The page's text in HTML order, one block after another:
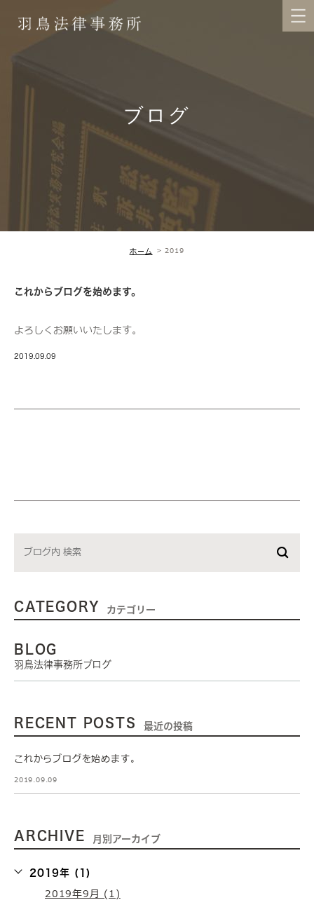
ブログ
ホーム 2019
これからブログを始めます。
よろしくお願いいたします。
2019.09.09
CATEGORY カテゴリー
BLOG
羽鳥法律事務所ブログ
RECENT POSTS 最近の投稿
これからブログを始めます。
2019.09.09
ARCHIVE 月別アーカイブ
2019年 (1)
2019年9月 (1)